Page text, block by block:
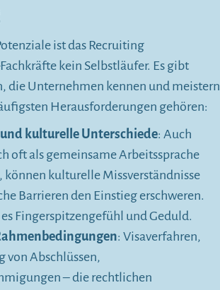
ist das Recruiting
kein Selbstläufer. Es gibt
die Unternehmen kennen und meistern
Herausforderungen gehören:
kulturelle Unterschiede: Auch
oft als gemeinsame Arbeitssprache
können kulturelle Missverständnisse
Barrieren den Einstieg erschweren.
Fingerspitzengefühl und Geduld.
: Visaverfahren,
von Abschlüssen,
– die rechtlichen